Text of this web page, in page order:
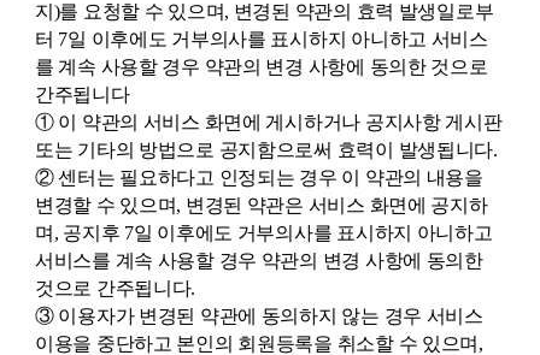
지)를 요청할 수 있으며, 변경된 약관의 효력 발생일로부
터 7일 이후에도 거부의사를 표시하지 아니하고 서비스
를 계속 사용할 경우 약관의 변경 사항에 동의한 것으로
간주됩니다
① 이 약관의 서비스 화면에 게시하거나 공지사항 게시판
또는 기타의 방법으로 공지함으로써 효력이 발생됩니다.
② 센터는 필요하다고 인정되는 경우 이 약관의 내용을
변경할 수 있으며, 변경된 약관은 서비스 화면에 공지하
며, 공지후 7일 이후에도 거부의사를 표시하지 아니하고
서비스를 계속 사용할 경우 약관의 변경 사항에 동의한
것으로 간주됩니다.
③ 이용자가 변경된 약관에 동의하지 않는 경우 서비스
이용을 중단하고 본인의 회원등록을 취소할 수 있으며,